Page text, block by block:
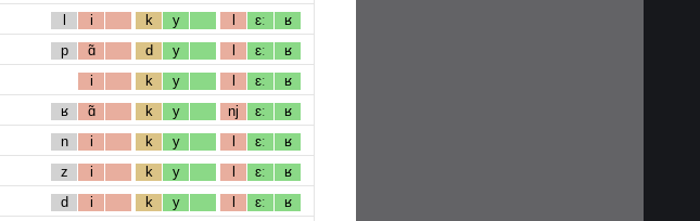
l i k y l ɛː ʁ
p ɑ̃ d y l ɛː ʁ
i k y l ɛː ʁ
ʁ ɑ̃ k y nj ɛː ʁ
n i k y l ɛː ʁ
z i k y l ɛː ʁ
d i k y l ɛː ʁ